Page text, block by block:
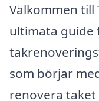
Välkommen till
ultimata guide
som börjar
renovera